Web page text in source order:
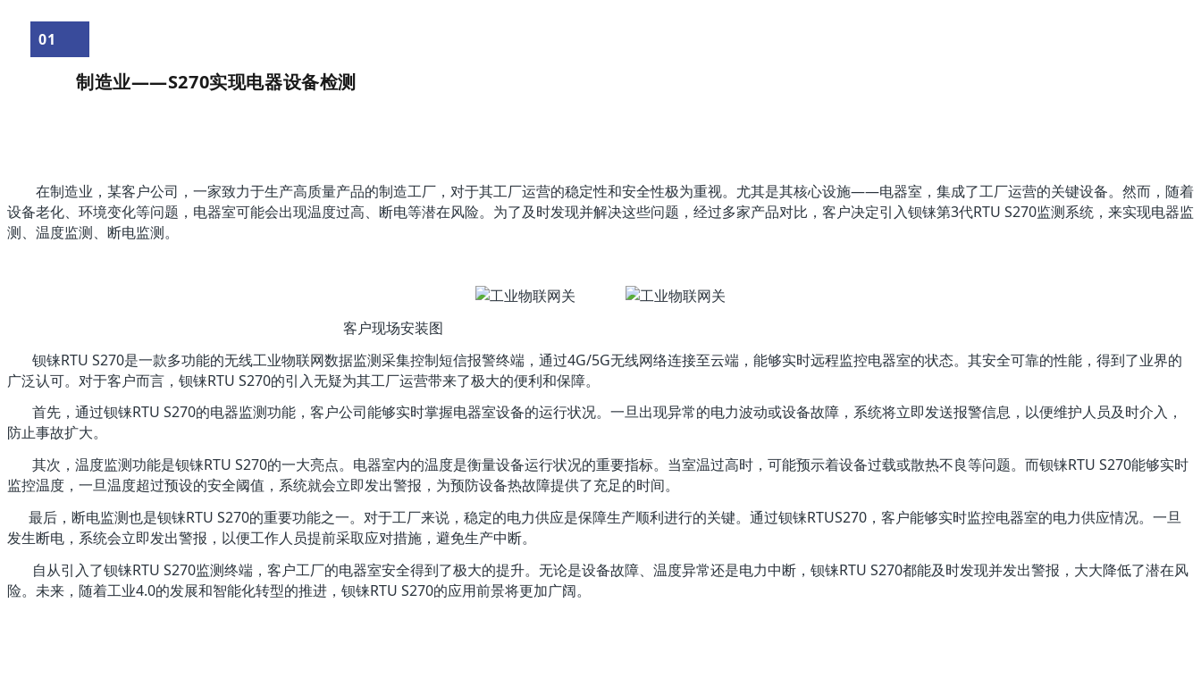
01
制造业——S270实现电器设备检测
在制造业，某客户公司，一家致力于生产高质量产品的制造工厂，对于其工厂运营的稳定性和安全性极为重视。尤其是其核心设施——电器室，集成了工厂运营的关键设备。然而，随着
设备老化、环境变化等问题，电器室可能会出现温度过高、断电等潜在风险。为了及时发现并解决这些问题，经过多家产品对比，客户决定引入钡铼第3代RTU S270监测系统，来实现电器监
测、温度监测、断电监测。
客户现场安装图
钡铼RTU S270是一款多功能的无线工业物联网数据监测采集控制短信报警终端，通过4G/5G无线网络连接至云端，能够实时远程监控电器室的状态。其安全可靠的性能，得到了业界的
广泛认可。对于客户而言，钡铼RTU S270的引入无疑为其工厂运营带来了极大的便利和保障。
首先，通过钡铼RTU S270的电器监测功能，客户公司能够实时掌握电器室设备的运行状况。一旦出现异常的电力波动或设备故障，系统将立即发送报警信息，以便维护人员及时介入，
防止事故扩大。
其次，温度监测功能是钡铼RTU S270的一大亮点。电器室内的温度是衡量设备运行状况的重要指标。当室温过高时，可能预示着设备过载或散热不良等问题。而钡铼RTU S270能够实时
监控温度，一旦温度超过预设的安全阈值，系统就会立即发出警报，为预防设备热故障提供了充足的时间。
最后，断电监测也是钡铼RTU S270的重要功能之一。对于工厂来说，稳定的电力供应是保障生产顺利进行的关键。通过钡铼RTUS270，客户能够实时监控电器室的电力供应情况。一旦
发生断电，系统会立即发出警报，以便工作人员提前采取应对措施，避免生产中断。
自从引入了钡铼RTU S270监测终端，客户工厂的电器室安全得到了极大的提升。无论是设备故障、温度异常还是电力中断，钡铼RTU S270都能及时发现并发出警报，大大降低了潜在风
险。未来，随着工业4.0的发展和智能化转型的推进，钡铼RTU S270的应用前景将更加广阔。